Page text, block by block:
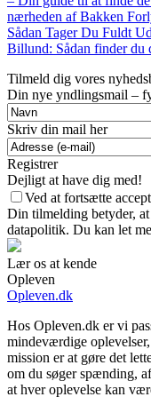
nærheden af Bakken
Sådan Tager Du Fuldt
Billund: Sådan finder du
Tilmeld dig vores
Din nye yndlingsmail –
Skriv din mail her
Registrer
Dejligt at have dig med!
Ved at fortsætte
Din tilmelding betyder,
datapolitik. Du kan let
Lær os at kende
Opleven
Opleven.dk
Hos Opleven.dk er vi
mindeværdige
mission er at gøre det
om du søger spænding,
at hver oplevelse kan